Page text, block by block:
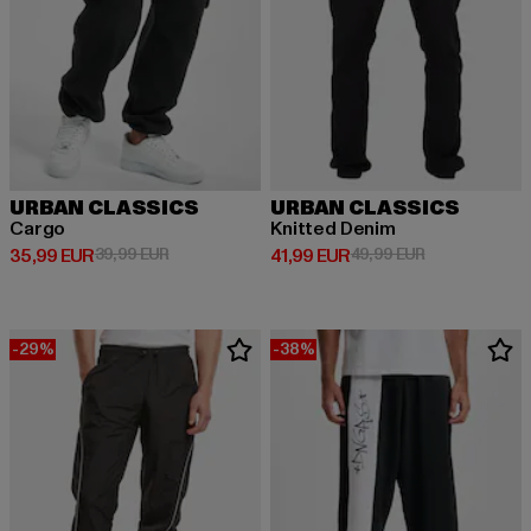
URBAN CLASSICS
Cargo
35,99 EUR
Derzeitiger Preis: 35,99 EUR
39,99 EURAktionspreis: 39,99 EUR
URBAN CLASSICS
Knitted Denim
41,99 EUR
Derzeitiger Preis: 41,99 EUR
49,99 EURAktionspreis:
-29% -38%